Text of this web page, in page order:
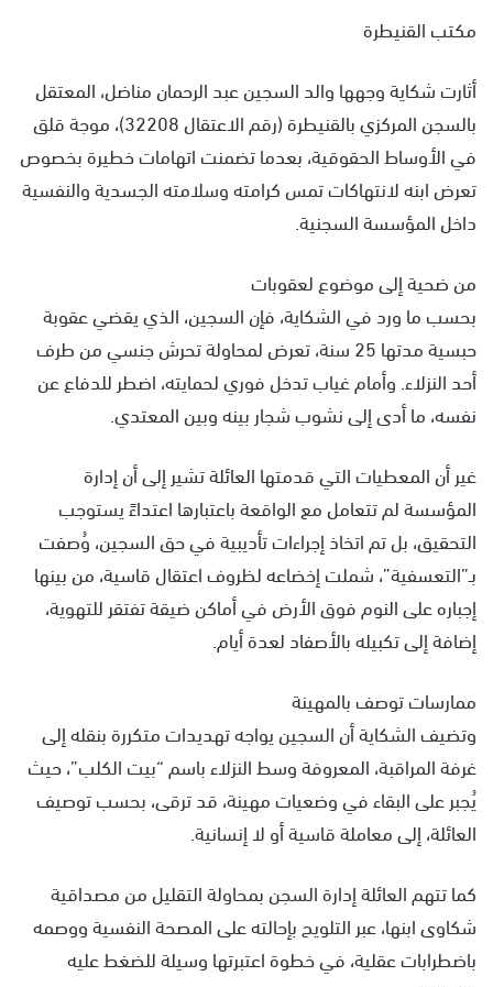
ي
ا
مكتب القنيطرة
أثارت شكاية وجهها والد السجين عبد الرحمان مناضل، المعتقل
بالسجن المركزي بالقنيطرة (رقم الاعتقال 32208)، موجة قلق
في الأوساط الحقوقية، بعدما تضمنت اتهامات خطيرة بخصوص
تعرض ابنه لانتهاكات تمس كرامته وسلامته الجسدية والنفسية
داخل المؤسسة السجنية.
من ضحية إلى موضوع لعقوبات
بحسب ما ورد في الشكاية، فإن السجين، الذي يقضي عقوبة
حبسية مدتها 25 سنة، تعرض لمحاولة تحرش جنسي من طرف
أحد النزلاء. وأمام غياب تدخل فوري لحمايته، اضطر للدفاع عن
نفسه، ما أدى إلى نشوب شجار بينه وبين المعتدي.
غير أن المعطيات التي قدمتها العائلة تشير إلى أن إدارة
المؤسسة لم تتعامل مع الواقعة باعتبارها اعتداءً يستوجب
التحقيق، بل تم اتخاذ إجراءات تأديبية في حق السجين، وُصفت
بـ”التعسفية”، شملت إخضاعه لظروف اعتقال قاسية، من بينها
إجباره على النوم فوق الأرض في أماكن ضيقة تفتقر للتهوية،
إضافة إلى تكبيله بالأصفاد لعدة أيام.
ممارسات توصف بالمهينة
وتضيف الشكاية أن السجين يواجه تهديدات متكررة بنقله إلى
غرفة المراقبة، المعروفة وسط النزلاء باسم “بيت الكلب”، حيث
يُجبر على البقاء في وضعيات مهينة، قد ترقى، بحسب توصيف
العائلة، إلى معاملة قاسية أو لا إنسانية.
كما تتهم العائلة إدارة السجن بمحاولة التقليل من مصداقية
شكاوى ابنها، عبر التلويح بإحالته على المصحة النفسية ووصمه
باضطرابات عقلية، في خطوة اعتبرتها وسيلة للضغط عليه